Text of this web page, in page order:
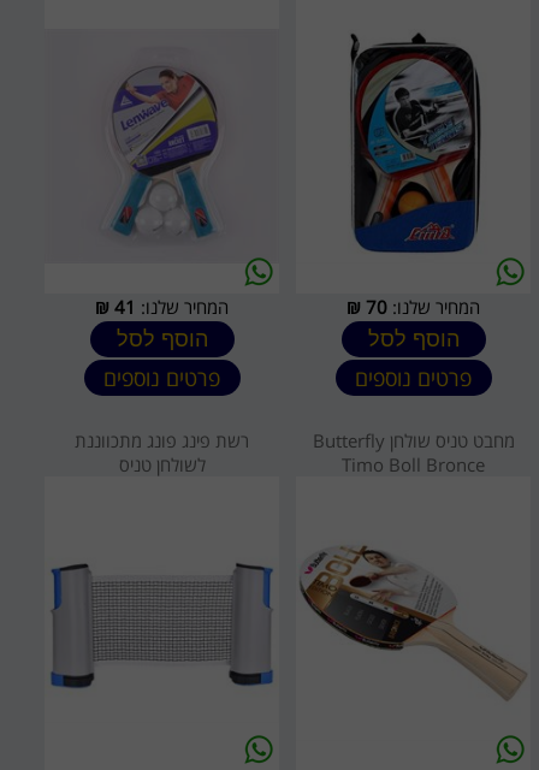
המחיר שלנו: 70
₪
הוסף לסל
פרטים נוספים
המחיר שלנו: 41
₪
הוסף לסל
פרטים נוספים
מחבט טניס שולחן Butterfly
Timo Boll Bronce
רשת פינג פונג מתכווננת
לשולחן טניס